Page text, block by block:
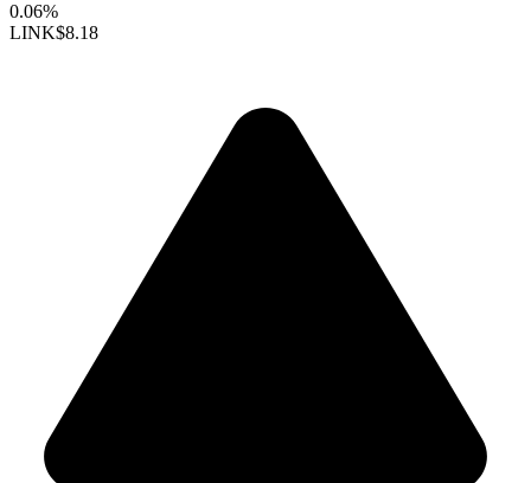
0.06%
LINK$8.18